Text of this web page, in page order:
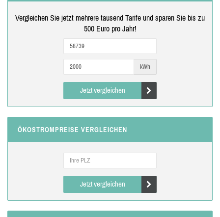
Vergleichen Sie jetzt mehrere tausend Tarife und sparen Sie bis zu
500 Euro pro Jahr!
kWh
Jetzt vergleichen
ÖKOSTROMPREISE VERGLEICHEN
Jetzt vergleichen